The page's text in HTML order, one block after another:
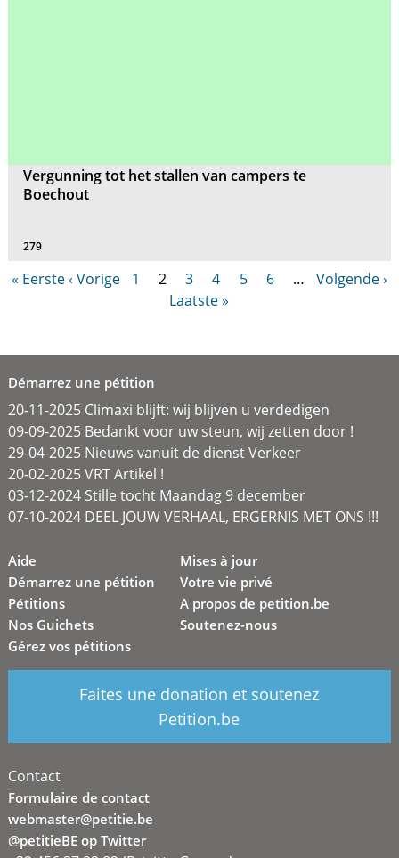
Vergunning tot het stallen van campers te
Boechout
279
« Eerste‹ Vorige 1 2 3 4 5 6 …
Volgende ›
Laatste »
Démarrez une pétition
20-11-2025 Climaxi blijft: wij blijven u verdedigen
09-09-2025 Bedankt voor uw steun, wij zetten door !
29-04-2025 Nieuws vanuit de dienst Verkeer
20-02-2025 VRT Artikel !
03-12-2024 Stille tocht Maandag 9 december
07-10-2024 DEEL JOUW VERHAAL, ERGERNIS MET ONS !!!
Aide
Démarrez une pétition
Pétitions
Nos Guichets
Gérez vos pétitions
Mises à jour
Votre vie privé
A propos de petition.be
Soutenez-nous
Faites une donation et soutenez
Petition.be
Contact
Formulaire de contact
webmaster@petitie.be
@petitieBE op Twitter